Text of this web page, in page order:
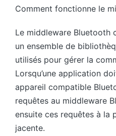
Comment fonctionne le
Le middleware Bluetooth
un ensemble de
utilisés pour gérer la
Lorsqu’une application
appareil compatible
requêtes au middleware
ensuite ces requêtes à la
jacente.